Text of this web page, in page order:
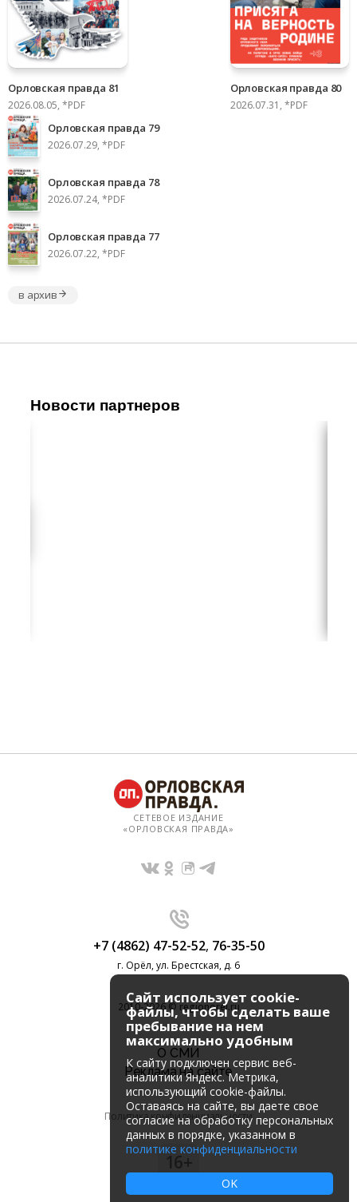
Орловская правда 81
2026.08.05, *PDF
Орловская правда 80
2026.07.31, *PDF
Орловская правда 79
2026.07.29, *PDF
Орловская правда 78
2026.07.24, *PDF
Орловская правда 77
2026.07.22, *PDF
в архив
Новости партнеров
СЕТЕВОЕ ИЗДАНИЕ
«ОРЛОВСКАЯ ПРАВДА»
+7 (4862) 47-52-52, 76-35-50
г. Орёл, ул. Брестская, д. 6
2010-2026 © regionorel.ru
О СМИ
Реклама на сайте
Политика конфиденциальности
16+
Сайт использует cookie-
файлы, чтобы сделать ваше
пребывание на нем
максимально удобным
К cайту подключен сервис веб-
аналитики Яндекс. Метрика,
использующий cookie-файлы.
Оставаясь на сайте, вы даете свое
согласие на обработку персональных
данных в порядке, указанном в
политике конфиденциальности
OK